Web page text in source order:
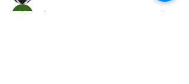
Volpa Faro
Follow